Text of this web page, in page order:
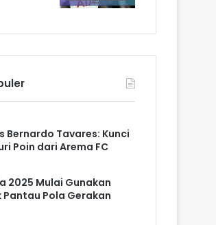
Bernardo Tavares: Kunci
Poin dari Arema FC
2025 Mulai Gunakan
Pantau Pola Gerakan